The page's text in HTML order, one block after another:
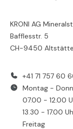
KRONI AG
Bafflesstr. 5
CH-9450
+41 71 757 60
Montag -
07.00 - 12.00
13.30 - 17.00
Freitag